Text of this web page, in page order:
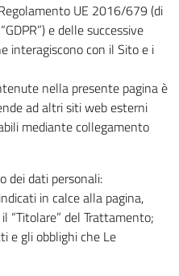
UE 2016/679 (di
e delle successive
interagiscono con il Sito e i
nella presente pagina è
ad altri siti web esterni
mediante collegamento
dei dati personali:
in calce alla pagina,
“Titolare” del Trattamento;
e gli obblighi che Le